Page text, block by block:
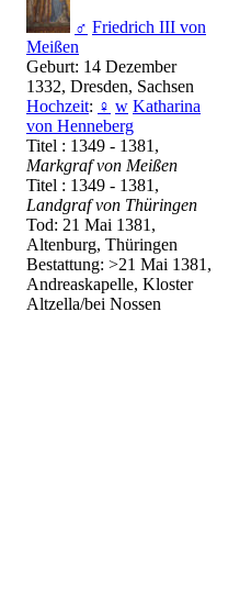
♂ Friedrich III von
Meißen
Geburt: 14 Dezember
1332, Dresden, Sachsen
Hochzeit: ♀ w Katharina
von Henneberg
Titel : 1349 - 1381,
Markgraf von Meißen
Titel : 1349 - 1381,
Landgraf von Thüringen
Tod: 21 Mai 1381,
Altenburg, Thüringen
Bestattung: >21 Mai 1381,
Andreaskapelle, Kloster
Altzella/bei Nossen